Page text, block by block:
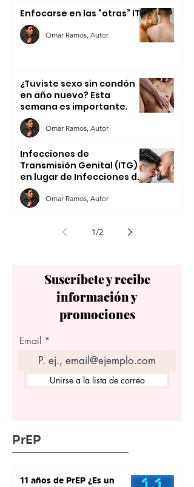
Enfocarse en las “otras” ITS
Omar Ramos, Autor
¿Tuviste sexo sin condón
en año nuevo? Esta
semana es importante.
Omar Ramos, Autor
Infecciones de
Transmisión Genital (ITG)
en lugar de Infecciones de
Transmisión Sexual (ITS).
Omar Ramos, Autor
1/2
Suscríbete y recibe
información y
promociones
Email
Unirse a la lista de correo
PrEP
11 años de PrEP ¿Es un